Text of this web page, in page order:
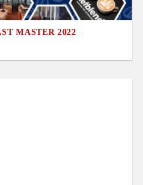
MASTER 2022